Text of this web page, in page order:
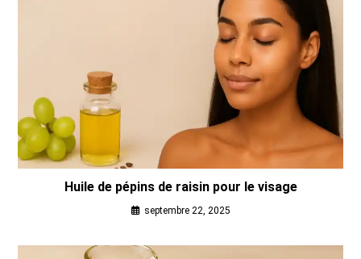
Huile de pépins de raisin pour le visage
septembre 22, 2025